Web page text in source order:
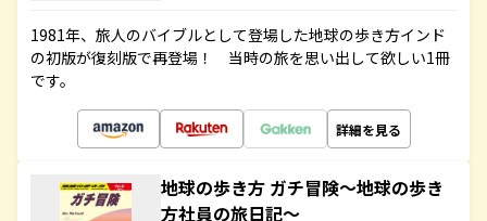
1981年、旅人のバイブルとして登場した地球の歩き方インド
の初版が復刻版で再登場！ 当時の旅を思い出して欲しい1冊
です。
詳細を見る
地球の歩き方 ガチ冒険～地球の歩き
方社員の旅日記～